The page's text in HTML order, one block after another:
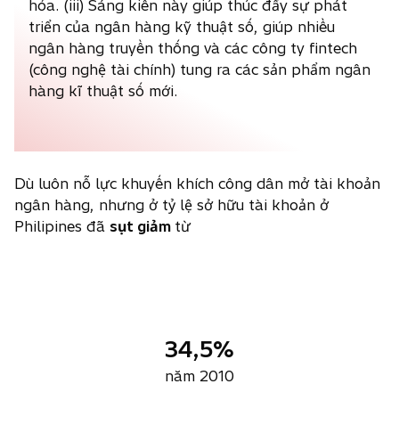
hóa. (iii) Sáng kiến này giúp thúc đẩy sự phát
triển của ngân hàng kỹ thuật số, giúp nhiều
ngân hàng truyền thống và các công ty fintech
(công nghệ tài chính) tung ra các sản phẩm ngân
hàng kĩ thuật số mới.
Dù luôn nỗ lực khuyến khích công dân mở tài khoản
ngân hàng, nhưng ở tỷ lệ sở hữu tài khoản ở
Philipines đã sụt giảm từ
34,5%
năm 2010